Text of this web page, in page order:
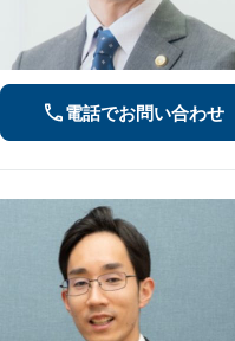
電話でお問い合わせ